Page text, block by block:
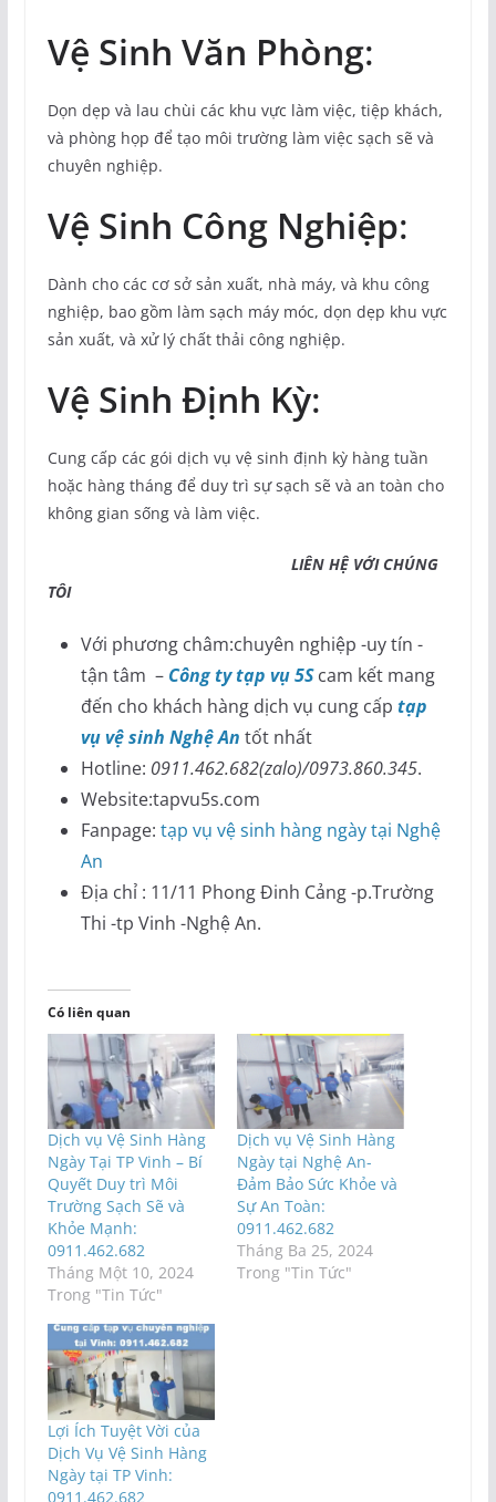
Vệ Sinh Văn Phòng:
Dọn dẹp và lau chùi các khu vực làm việc, tiệp khách,
và phòng họp để tạo môi trường làm việc sạch sẽ và
chuyên nghiệp.
Vệ Sinh Công Nghiệp:
Dành cho các cơ sở sản xuất, nhà máy, và khu công
nghiệp, bao gồm làm sạch máy móc, dọn dẹp khu vực
sản xuất, và xử lý chất thải công nghiệp.
Vệ Sinh Định Kỳ:
Cung cấp các gói dịch vụ vệ sinh định kỳ hàng tuần
hoặc hàng tháng để duy trì sự sạch sẽ và an toàn cho
không gian sống và làm việc.
LIÊN HỆ VỚI CHÚNG
TÔI
Với phương châm:chuyên nghiệp -uy tín -
tận tâm – Công ty tạp vụ 5Scam kết mang
đến cho khách hàng dịch vụ cung cấp tạp
vụ vệ sinh Nghệ An tốt nhất
Hotline: 0911.462.682(zalo)/0973.860.345.
Website:tapvu5s.com
Fanpage: tạp vụ vệ sinh hàng ngày tại Nghệ
An
Địa chỉ : 11/11 Phong Đinh Cảng -p.Trường
Thi -tp Vinh -Nghệ An.
Có liên quan
Dịch vụ Vệ Sinh Hàng
Ngày Tại TP Vinh – Bí
Quyết Duy trì Môi
Trường Sạch Sẽ và
Khỏe Mạnh:
0911.462.682
Tháng Một 10, 2024
Trong "Tin Tức"
Dịch vụ Vệ Sinh Hàng
Ngày tại Nghệ An-
Đảm Bảo Sức Khỏe và
Sự An Toàn:
0911.462.682
Tháng Ba 25, 2024
Trong "Tin Tức"
Lợi Ích Tuyệt Vời của
Dịch Vụ Vệ Sinh Hàng
Ngày tại TP Vinh:
0911.462.682